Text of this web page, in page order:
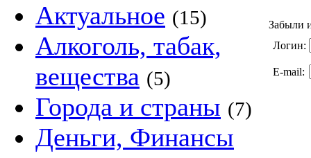
Актуальное (15)
Алкоголь, табак,
вещества (5)
Города и страны (7)
Деньги, Финансы
Забыли
Логин:
E-mail: